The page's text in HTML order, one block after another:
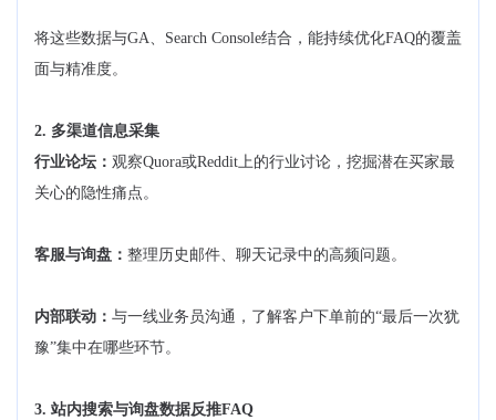
将这些数据与GA、Search Console结合，能持续优化FAQ的覆盖
面与精准度。
2. 多渠道信息采集
行业论坛： 观察Quora或Reddit上的行业讨论，挖掘潜在买家最
关心的隐性痛点。
客服与询盘： 整理历史邮件、聊天记录中的高频问题。
内部联动： 与一线业务员沟通，了解客户下单前的“最后一次犹
豫”集中在哪些环节。
3. 站内搜索与询盘数据反推FAQ